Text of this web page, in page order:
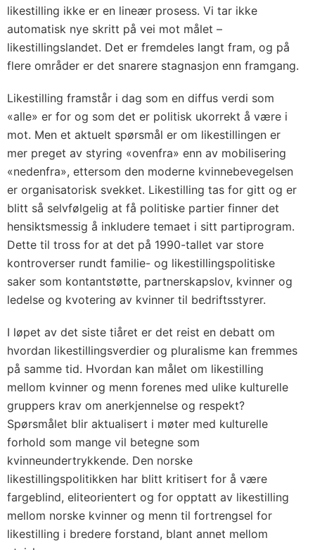
likestilling ikke er en lineær prosess. Vi tar ikke
automatisk nye skritt på vei mot målet –
likestillingslandet. Det er fremdeles langt fram, og på
flere områder er det snarere stagnasjon enn framgang.
Likestilling framstår i dag som en diffus verdi som
«alle» er for og som det er politisk ukorrekt å være i
mot. Men et aktuelt spørsmål er om likestillingen er
mer preget av styring «ovenfra» enn av mobilisering
«nedenfra», ettersom den moderne kvinnebevegelsen
er organisatorisk svekket. Likestilling tas for gitt og er
blitt så selvfølgelig at få politiske partier finner det
hensiktsmessig å inkludere temaet i sitt partiprogram.
Dette til tross for at det på 1990-tallet var store
kontroverser rundt familie- og likestillingspolitiske
saker som kontantstøtte, partnerskapslov, kvinner og
ledelse og kvotering av kvinner til bedriftsstyrer.
I løpet av det siste tiåret er det reist en debatt om
hvordan likestillingsverdier og pluralisme kan fremmes
på samme tid. Hvordan kan målet om likestilling
mellom kvinner og menn forenes med ulike kulturelle
gruppers krav om anerkjennelse og respekt?
Spørsmålet blir aktualisert i møter med kulturelle
forhold som mange vil betegne som
kvinneundertrykkende. Den norske
likestillingspolitikken har blitt kritisert for å være
fargeblind, eliteorientert og for opptatt av likestilling
mellom norske kvinner og menn til fortrengsel for
likestilling i bredere forstand, blant annet mellom